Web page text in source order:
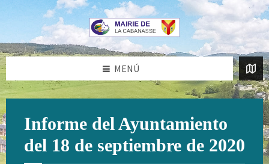
Saltar
Saltar
página
MENÚ
Informe del Ayuntamiento
del 18 de septiembre de 2020